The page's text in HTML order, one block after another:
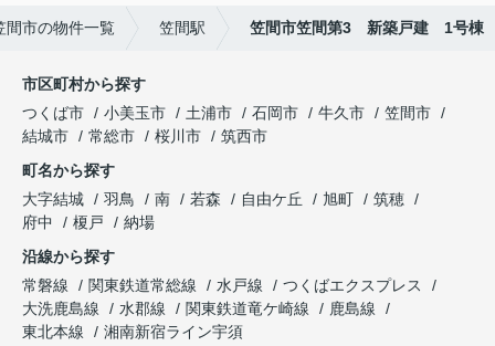
間市の物件一覧 笠間駅 笠間市笠間第3 新築戸建 1号棟
市区町村から探す
つくば市
小美玉市 土浦市 石岡市 牛久市
笠間市
結城市
常総市 桜川市
筑西市
町名から探す
大字結城
羽鳥 南 若森 自由ケ丘 旭町
筑穂
府中
榎戸
納場
沿線から探す
常磐線
関東鉄道常総線 水戸線
つくばエクスプレス
大洗鹿島線
水郡線 関東鉄道竜ケ崎線
鹿島線
東北本線
湘南新宿ライン宇須